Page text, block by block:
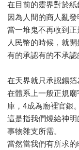
在目前的靈界對於
因為人間的商人亂發
當一堆鬼不再收到
人民幣的時候，就
有的承認有的不承認
在天界就只承認錫箔
在體系上一般正規
庫，4成為廟裡官銀。
這是指我們燒給神
事物雜支所需。
當然當我們有所求